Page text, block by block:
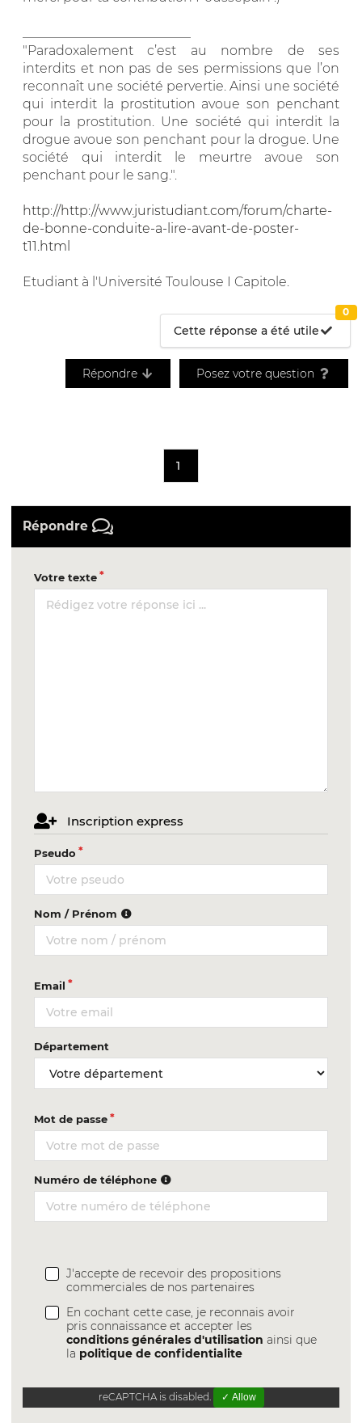
"Paradoxalement c’est au nombre de ses
interdits et non pas de ses permissions que l’on
reconnaît une société pervertie. Ainsi une société
qui interdit la prostitution avoue son penchant
pour la prostitution. Une société qui interdit la
drogue avoue son penchant pour la drogue. Une
société qui interdit le meurtre avoue son
penchant pour le sang.".
http://http://www.juristudiant.com/forum/charte-
de-bonne-conduite-a-lire-avant-de-poster-
t11.html
Etudiant à l'Université Toulouse I Capitole.
Cette réponse a été utile
0
Répondre Posez votre question
1
Répondre
Votre texte
Inscription express
Pseudo
Nom / Prénom
Email
Département
Mot de passe
Numéro de téléphone
J'accepte de recevoir des propositions
commerciales de nos partenaires
En cochant cette case, je reconnais avoir
pris connaissance et accepter les
conditions générales d'utilisation ainsi que
la politique de confidentialite
reCAPTCHA is disabled. ✓ Allow